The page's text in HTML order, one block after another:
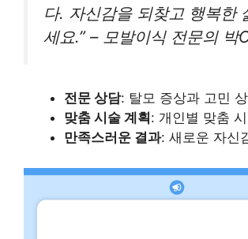
다. 자신감을 되찾고 행복한
세요.” – 모발이식 전문의 박
전문 상담: 탈모 증상과 고민
맞춤 시술 계획 : 개인별 맞춤
만족스러운 결과: 새로운 자신